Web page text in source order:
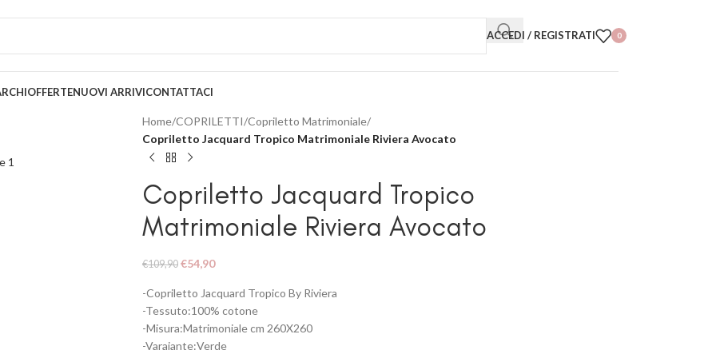
ACCEDI / REGISTRATI
0
OFFERTENUOVI ARRIVICONTATTACI
Home/COPRILETTI/Copriletto Matrimoniale/
Copriletto Jacquard Tropico Matrimoniale Riviera Avocato
Copriletto Jacquard Tropico
Matrimoniale Riviera Avocato
€109,90 €54,90
-Copriletto Jacquard Tropico By Riviera
-Tessuto:100% cotone
-Misura:Matrimoniale cm 260X260
-Varaiante:Verde